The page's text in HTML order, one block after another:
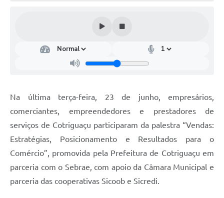
Editais
Links
Serviços Online
Telefones Úteis
Enquete
Na última terça-feira, 23 de junho, empresários,
comerciantes, empreendedores e prestadores de
serviços de Cotriguaçu participaram da palestra “Vendas:
Estratégias, Posicionamento e Resultados para o
Comércio”, promovida pela Prefeitura de Cotriguaçu em
parceria com o Sebrae, com apoio da Câmara Municipal e
parceria das cooperativas Sicoob e Sicredi.